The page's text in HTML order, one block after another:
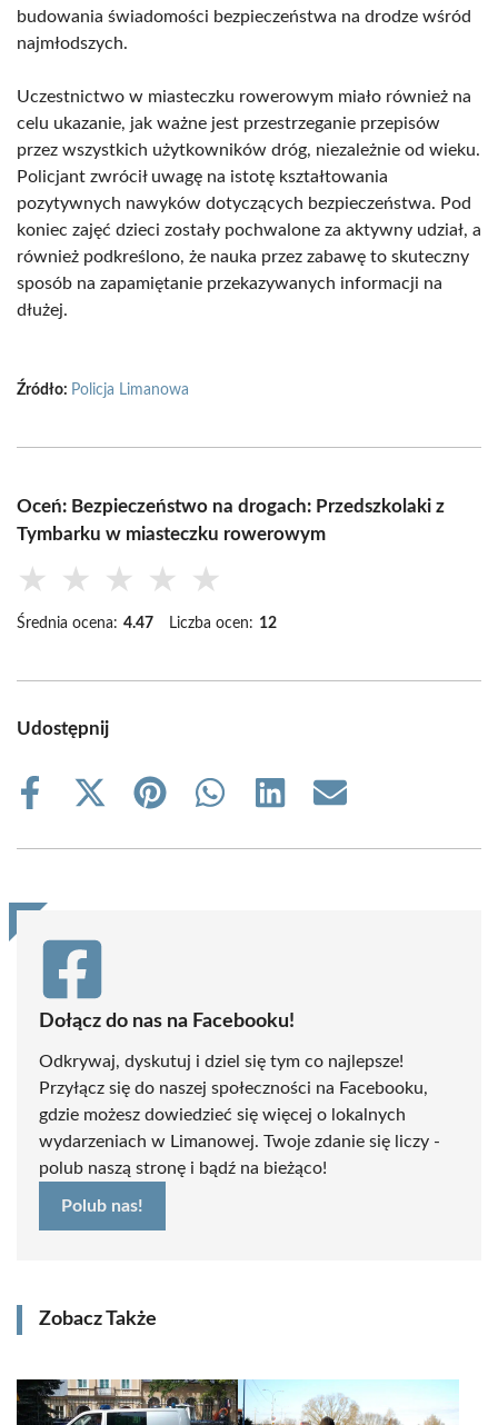
budowania świadomości bezpieczeństwa na drodze wśród
najmłodszych.
Uczestnictwo w miasteczku rowerowym miało również na
celu ukazanie, jak ważne jest przestrzeganie przepisów
przez wszystkich użytkowników dróg, niezależnie od wieku.
Policjant zwrócił uwagę na istotę kształtowania
pozytywnych nawyków dotyczących bezpieczeństwa. Pod
koniec zajęć dzieci zostały pochwalone za aktywny udział, a
również podkreślono, że nauka przez zabawę to skuteczny
sposób na zapamiętanie przekazywanych informacji na
dłużej.
Źródło: Policja Limanowa
Oceń: Bezpieczeństwo na drogach: Przedszkolaki z
Tymbarku w miasteczku rowerowym
★ ★ ★ ★ ★
Średnia ocena: 4.47 Liczba ocen: 12
Udostępnij
Share
Share
(Twitter)
Share
Share
Share
Share
Dołącz do nas na Facebooku!
Odkrywaj, dyskutuj i dziel się tym co najlepsze!
Przyłącz się do naszej społeczności na Facebooku,
gdzie możesz dowiedzieć się więcej o lokalnych
wydarzeniach w Limanowej. Twoje zdanie się liczy -
polub naszą stronę i bądź na bieżąco!
Polub nas!
Zobacz Także